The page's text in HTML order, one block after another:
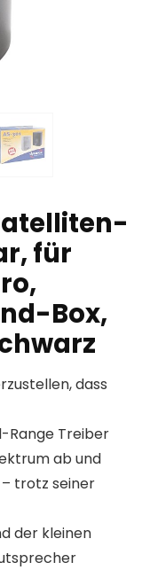
für
Box,
dass
Range Treiber
ab und
trotz seiner
der kleinen